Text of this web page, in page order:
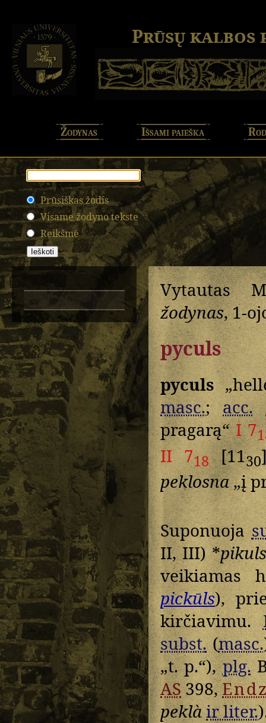
Prūsų kalbos
Žodynas Išsami paieška
Prūsiškas žodis
Visame žodyno tekste
Reikšmė
Vytautas
žodynas, 1-
pyculs
pyculs
masc.;acc.
pragarą“I 7
II 718[1130
peklosna„į
Suponuoja
II, III) *
veikiamas
pickūls),
kirčiavimu.
subst.(masc.
„t. p.“),plg.
AS398,
peklàir liter.